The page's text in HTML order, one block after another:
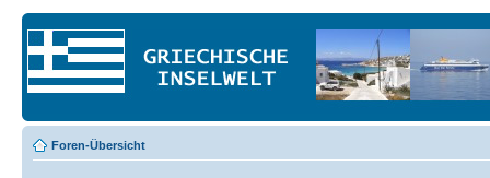
Foren-Übersicht